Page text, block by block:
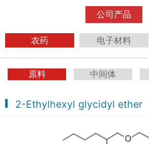
公司产品
农药 电子材料
原料 中间体
2-Ethylhexyl glycidyl ether